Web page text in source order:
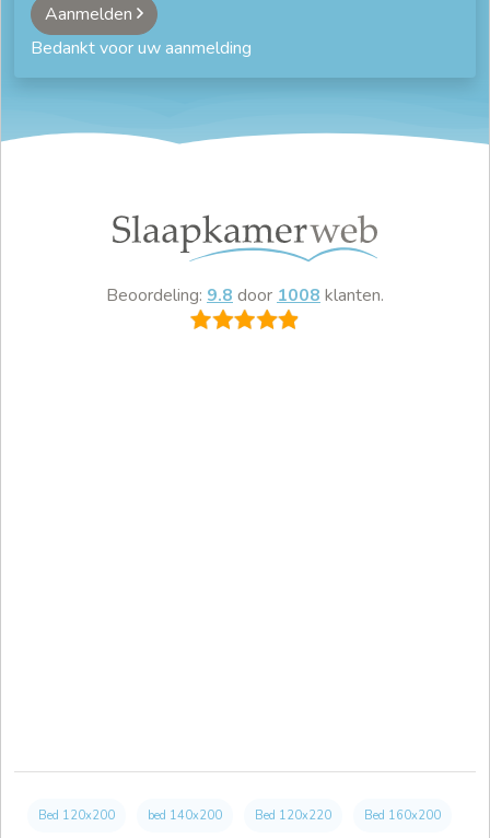
Aanmelden
Bedankt voor uw aanmelding
Beoordeling: 9.8 door 1008 klanten.
Bed 120x200 bed 140x200 Bed 120x220 Bed 160x200